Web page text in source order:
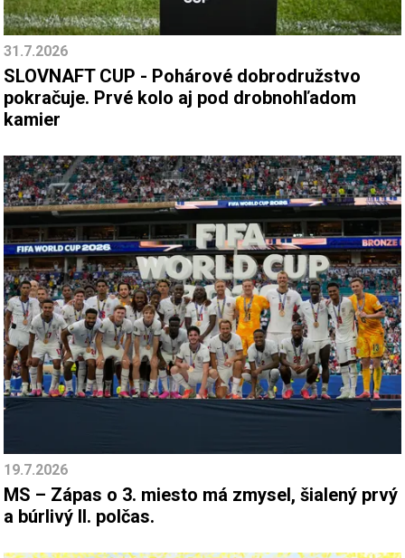
31.7.2026
SLOVNAFT CUP - Pohárové dobrodružstvo
pokračuje. Prvé kolo aj pod drobnohľadom
kamier
19.7.2026
MS – Zápas o 3. miesto má zmysel, šialený prvý
a búrlivý II. polčas.